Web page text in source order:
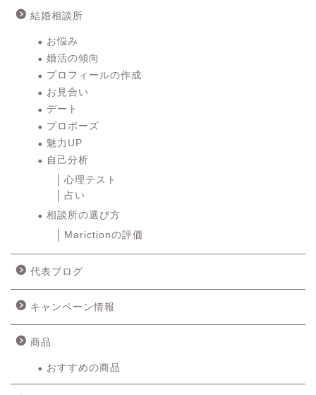
結婚相談所
お悩み
婚活の傾向
プロフィールの作成
お見合い
デート
プロポーズ
魅力UP
自己分析
心理テスト
占い
相談所の選び方
Marictionの評価
代表ブログ
キャンペーン情報
商品
おすすめの商品